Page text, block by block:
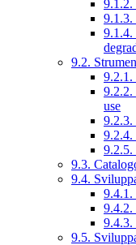
9.1.2.
9.1.4.
9.2.
9.2.1.
9.2.2.
use
9.2.3.
9.2.4.
9.2.5.
9.3.
9.4.
9.4.1.
9.5.